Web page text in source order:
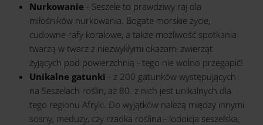
Nurkowanie - Seszele to prawdziwy raj dla
miłośników nurkowania. Bogate morskie życie,
cudowne rafy koralowe, a także możliwość spotkania
twarzą w twarz z niezwykłymi okazami zwierząt
żyjących pod powierzchnią - tego nie wolno przegapić!
Unikalne gatunki - z 200 gatunków występujących
na Seszelach roślin, aż 80 z nich jest unikalnych dla
tego regionu Afryki. Do wyjątków należą między innymi
sosny, meduzy, czy rzadka roślina - lodoicja seszelska,